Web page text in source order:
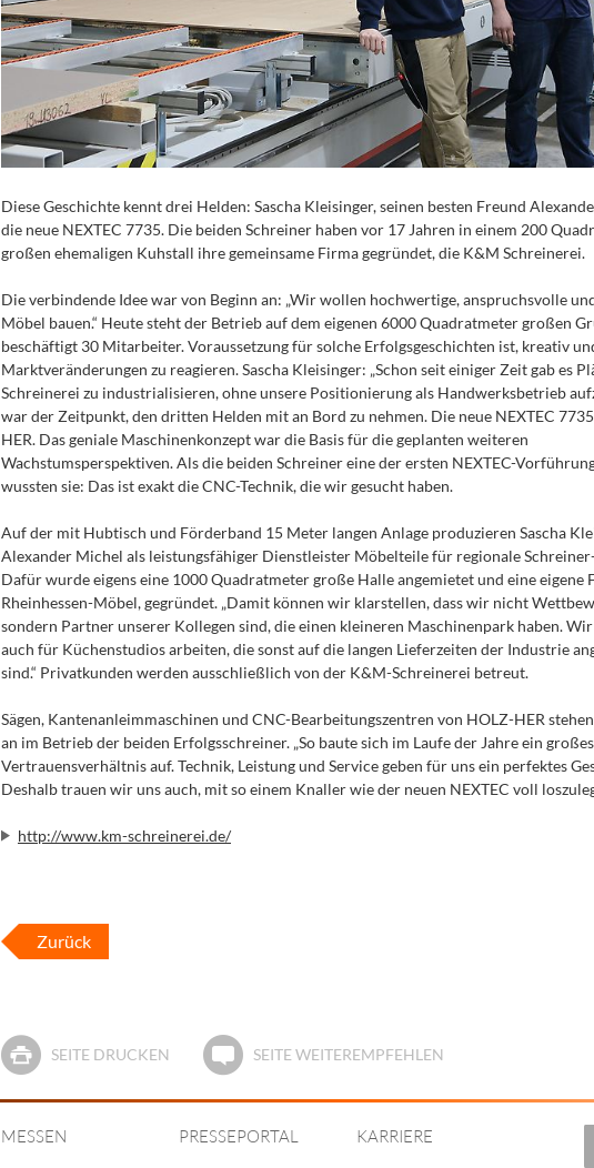
Diese Geschichte kennt drei Helden: Sascha Kleisinger, seinen besten Freund
die neue NEXTEC 7735. Die beiden Schreiner haben vor 17 Jahren in einem 200
großen ehemaligen Kuhstall ihre gemeinsame Firma gegründet, die K&M Schreinerei.
Die verbindende Idee war von Beginn an: „Wir wollen hochwertige, anspruchsvolle
Möbel bauen.“ Heute steht der Betrieb auf dem eigenen 6000 Quadratmeter großen
beschäftigt 30 Mitarbeiter. Voraussetzung für solche Erfolgsgeschichten ist, kreativ
Marktveränderungen zu reagieren. Sascha Kleisinger: „Schon seit einiger Zeit gab es
Schreinerei zu industrialisieren, ohne unsere Positionierung als Handwerksbetrieb
war der Zeitpunkt, den dritten Helden mit an Bord zu nehmen. Die neue NEXTEC
HER. Das geniale Maschinenkonzept war die Basis für die geplanten weiteren
Wachstumsperspektiven. Als die beiden Schreiner eine der ersten NEXTEC-
wussten sie: Das ist exakt die CNC-Technik, die wir gesucht haben.
Auf der mit Hubtisch und Förderband 15 Meter langen Anlage produzieren Sascha
Alexander Michel als leistungsfähiger Dienstleister Möbelteile für regionale
Dafür wurde eigens eine 1000 Quadratmeter große Halle angemietet und eine eigene
Rheinhessen-Möbel, gegründet. „Damit können wir klarstellen, dass wir nicht
sondern Partner unserer Kollegen sind, die einen kleineren Maschinenpark haben.
auch für Küchenstudios arbeiten, die sonst auf die langen Lieferzeiten der Industrie
sind.“ Privatkunden werden ausschließlich von der K&M-Schreinerei betreut.
Sägen, Kantenanleimmaschinen und CNC-Bearbeitungszentren von HOLZ-HER
an im Betrieb der beiden Erfolgsschreiner. „So baute sich im Laufe der Jahre ein großes
Vertrauensverhältnis auf. Technik, Leistung und Service geben für uns ein perfektes
Deshalb trauen wir uns auch, mit so einem Knaller wie der neuen NEXTEC voll
http://www.km-schreinerei.de/
Zurück
SEITE DRUCKEN SEITE WEITEREMPFEHLEN
MESSEN PRESSEPORTAL KARRIERE